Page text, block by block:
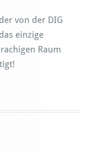
von der DIG
einzige
Raum